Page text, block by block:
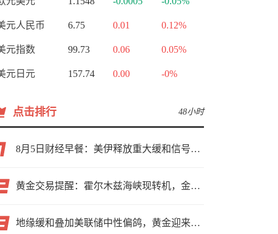
元人民币 6.75 0.01 0.12%
元指数 99.73 0.06 0.05%
元日元 157.74 0.00 -0%
点击排行 48小时
8月5日财经早餐：美伊释放重大缓和信号，现货黄金高位持稳，美油重挫超6%
黄金交易提醒：霍尔木兹海峡现转机，金价小幅反弹，能否借就业数据再上新台阶？
地缘缓和叠加美联储中性偏鸽，黄金迎来上行窗口